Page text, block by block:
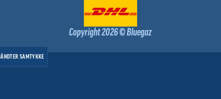
Copyright 2026 © Bluegaz
SAMTYKKE